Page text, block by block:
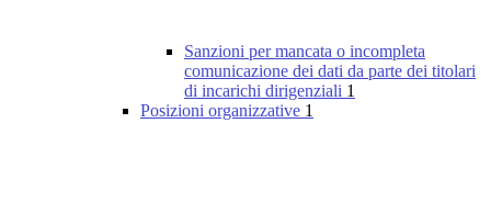
Sanzioni per mancata o incompleta
comunicazione dei dati da parte dei titolari
di incarichi dirigenziali 1
Posizioni organizzative 1